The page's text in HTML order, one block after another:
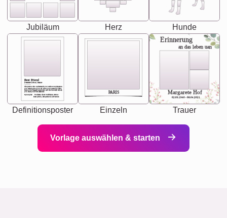
Jubiläum Herz Hunde
Best Friend
[<NAME>] Noun, feminie
Synonyms: Soulmate, closet confidante, sister at
heart person, life partner in adventure.
The person who understands you without explanation
you accepts just as you are. She's your partner in life's,
chaos your biggest supporter, and the one with whom
you share your best memories.
Definitionsposter
PARIS
Einzeln
Erinnerung
an das leben uan
Margarete Hof
02.05.1940 - 08.04.2021
Trauer
Vorlage auswählen & starten